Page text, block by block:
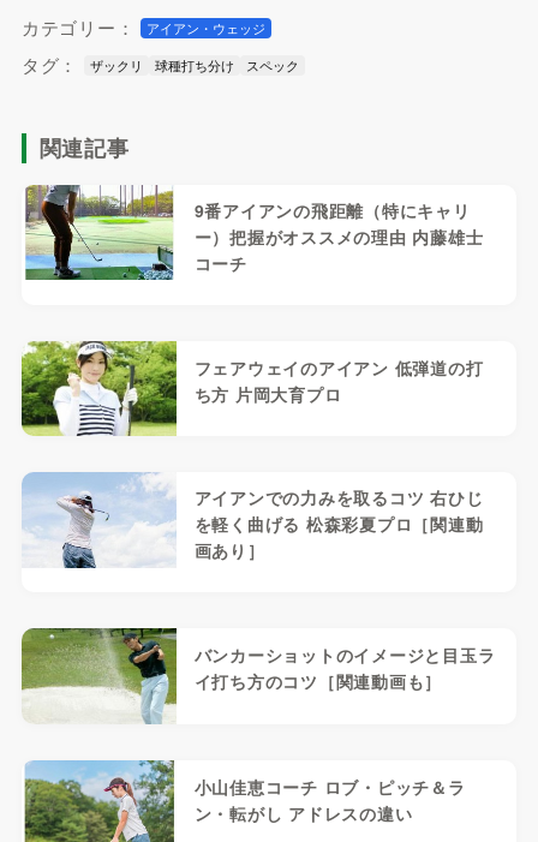
カテゴリー： アイアン・ウェッジ
タグ： ザックリ 球種打ち分け スペック
関連記事
9番アイアンの飛距離（特にキャリ
ー）把握がオススメの理由 内藤雄士
コーチ
フェアウェイのアイアン 低弾道の打
ち方 片岡大育プロ
アイアンでの力みを取るコツ 右ひじ
を軽く曲げる 松森彩夏プロ［関連動
画あり］
バンカーショットのイメージと目玉ラ
イ打ち方のコツ［関連動画も］
小山佳恵コーチ ロブ・ピッチ＆ラ
ン・転がし アドレスの違い